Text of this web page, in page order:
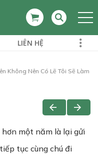
LIÊN HỆ
Không Nên Có Lẽ Tôi Sẽ Làm
một năm là lại gửi
tục cùng chú đi